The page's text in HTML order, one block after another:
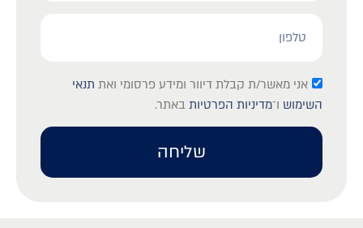
אני מאשר/ת קבלת דיוור ומידע פרסומי ואת תנאי
השימוש ו־מדיניות הפרטיות באתר.
שליחה